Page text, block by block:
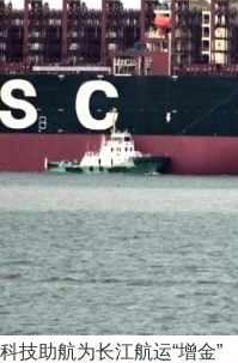
科技助航为长江航运“增金”